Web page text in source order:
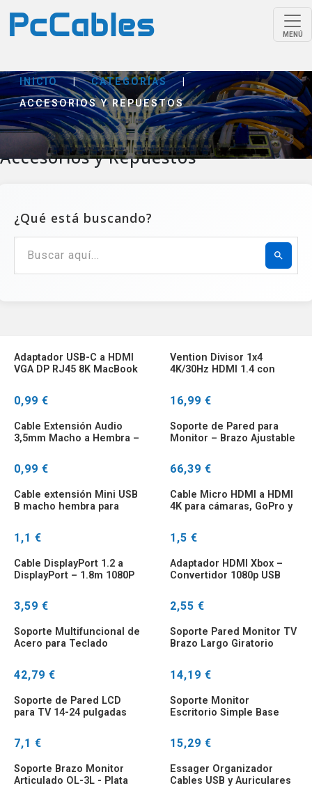
MENÚ
INICIO | CATEGORÍAS
|
ACCESORIOS Y REPUESTOS
Accesorios y Repuestos
¿Qué está buscando?
Adaptador USB-C a HDMI
VGA DP RJ45 8K MacBook
0,99 €
Vention Divisor 1x4
4K/30Hz HDMI 1.4 con
16,99 €
Cable Extensión Audio
3,5mm Macho a Hembra –
TV y PC
0,99 €
Soporte de Pared para
Monitor – Brazo Ajustable
66,39 €
Cable extensión Mini USB
B macho hembra para
1,1 €
Cable Micro HDMI a HDMI
4K para cámaras, GoPro y
1,5 €
Cable DisplayPort 1.2 a
DisplayPort – 1.8m 1080P
3,59 €
Adaptador HDMI Xbox –
Convertidor 1080p USB
2,55 €
Soporte Multifuncional de
Acero para Teclado
42,79 €
Soporte Pared Monitor TV
Brazo Largo Giratorio
14,19 €
Soporte de Pared LCD
para TV 14-24 pulgadas
7,1 €
Soporte Monitor
Escritorio Simple Base
15,29 €
Soporte Brazo Monitor
Articulado OL-3L - Plata
Essager Organizador
Cables USB y Auriculares